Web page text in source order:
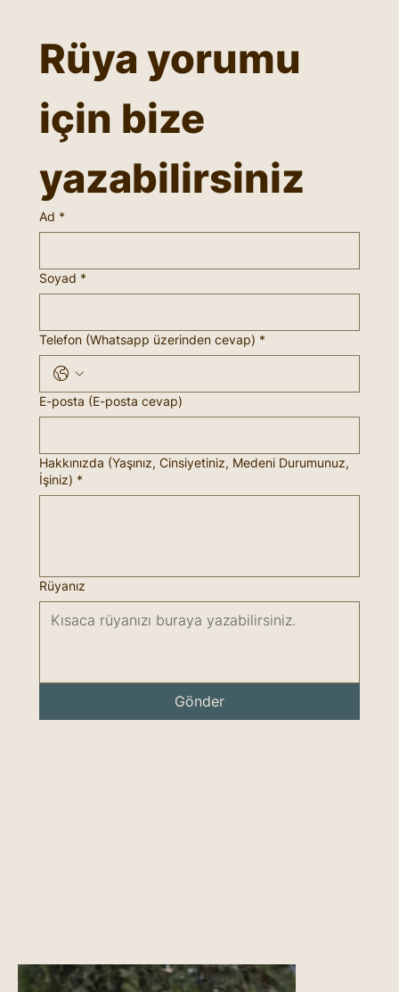
Rüya yorumu
için bize
yazabilirsiniz
Ad *
Soyad *
Telefon (Whatsapp üzerinden cevap) *
E-posta (E-posta cevap)
Hakkınızda (Yaşınız, Cinsiyetiniz, Medeni Durumunuz,
İşiniz) *
Rüyanız
Gönder